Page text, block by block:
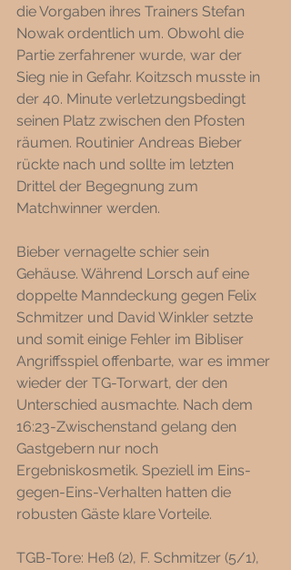
die Vorgaben ihres Trainers Stefan
Nowak ordentlich um. Obwohl die
Partie zerfahrener wurde, war der
Sieg nie in Gefahr. Koitzsch musste in
der 40. Minute verletzungsbedingt
seinen Platz zwischen den Pfosten
räumen. Routinier Andreas Bieber
rückte nach und sollte im letzten
Drittel der Begegnung zum
Matchwinner werden.
Bieber vernagelte schier sein
Gehäuse. Während Lorsch auf eine
doppelte Manndeckung gegen Felix
Schmitzer und David Winkler setzte
und somit einige Fehler im Bibliser
Angriffsspiel offenbarte, war es immer
wieder der TG-Torwart, der den
Unterschied ausmachte. Nach dem
16:23-Zwischenstand gelang den
Gastgebern nur noch
Ergebniskosmetik. Speziell im Eins-
gegen-Eins-Verhalten hatten die
robusten Gäste klare Vorteile.
TGB-Tore: Heß (2), F. Schmitzer (5/1),